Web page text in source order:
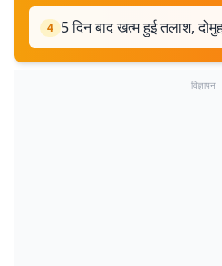
4 5 दिन बाद खत्म हुई तलाश,
विज्ञापन